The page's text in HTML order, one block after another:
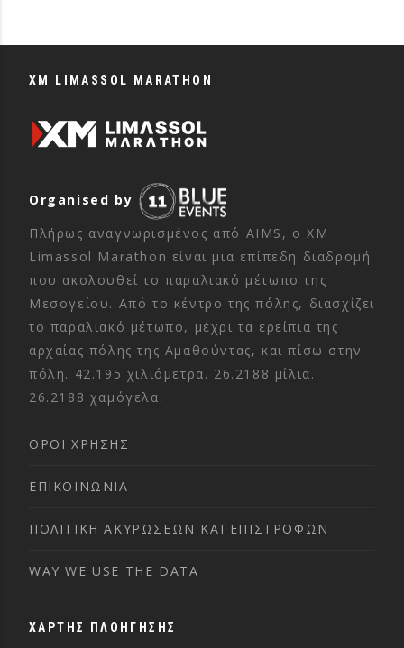
XM LIMASSOL MARATHON
Organised by
Πλήρως αναγνωρισμένος από AIMS, ο XM
Limassol Marathon είναι μια επίπεδη διαδρομή
που ακολουθεί το παραλιακό μέτωπο της
Μεσογείου. Από το κέντρο της πόλης, διασχίζει
το παραλιακό μέτωπο, μέχρι τα ερείπια της
αρχαίας πόλης της Αμαθούντας, και πίσω στην
πόλη. 42.195 χιλιόμετρα. 26.2188 μίλια.
26.2188 χαμόγελα.
ΌΡΟΙ ΧΡΉΣΗΣ
ΕΠΙΚΟΙΝΩΝΊΑ
ΠΟΛΙΤΙΚΉ ΑΚΥΡΏΣΕΩΝ ΚΑΙ ΕΠΙΣΤΡΟΦΏΝ
WAY WE USE THE DATA
ΧΑΡΤΗΣ ΠΛΟΗΓΗΣΗΣ